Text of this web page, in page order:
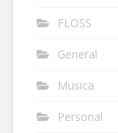
FLOSS
General
Musica
Personal